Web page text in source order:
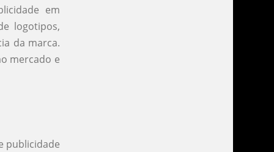
em
logotipos,
da marca.
mercado e
publicidade